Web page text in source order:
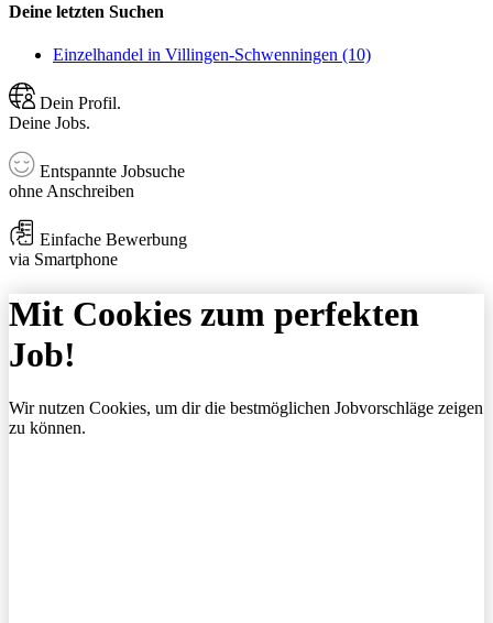
Deine letzten Suchen
Einzelhandel in Villingen-Schwenningen (10)
Dein Profil.
Deine Jobs.
Entspannte Jobsuche
ohne Anschreiben
Einfache Bewerbung
via Smartphone
Mit Cookies zum perfekten
Job!
Wir nutzen Cookies, um dir die bestmöglichen Jobvorschläge zeigen
zu können.